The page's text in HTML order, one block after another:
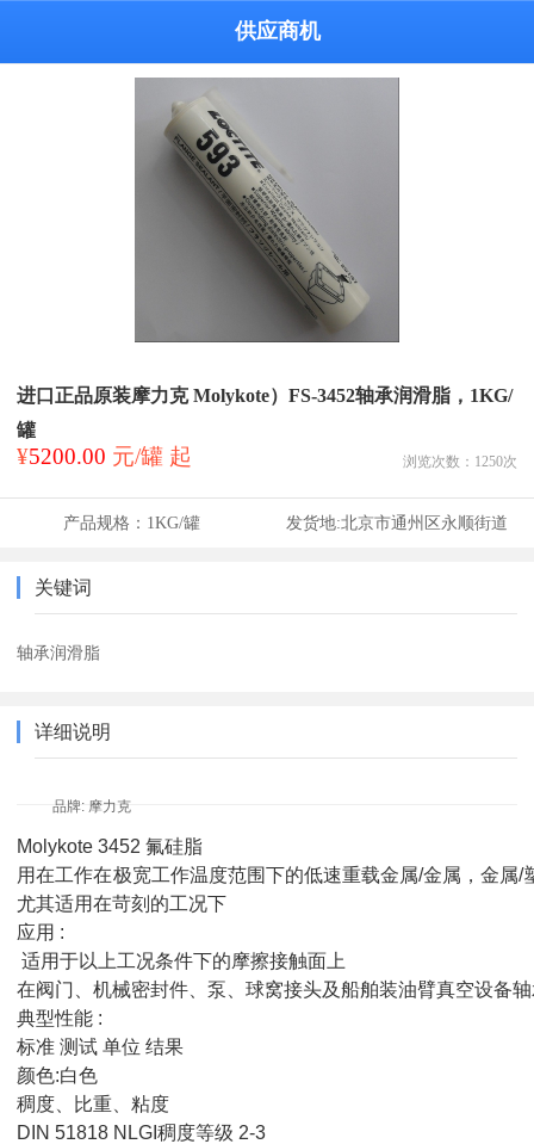
供应商机
进口正品原装摩力克 Molykote）FS-3452轴承润滑脂，1KG/
罐
¥5200.00 元/罐 起 浏览次数： 1250次
产品规格： 1KG/罐 发货地:北京市通州区永顺街道
关键词
轴承润滑脂
详细说明
品牌: 摩力克
Molykote 3452 氟硅脂
用在工作在极宽工作温度范围下的低速重载金属/金属，金属
尤其适用在苛刻的工况下
应用 :
适用于以上工况条件下的摩擦接触面上
在阀门、机械密封件、泵、球窝接头及船舶装油臂真空设备
典型性能 :
标准 测试 单位 结果
颜色:白色
稠度、比重、粘度
DIN 51818 NLGI稠度等级 2-3